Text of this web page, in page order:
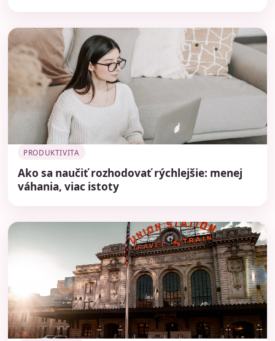
PRODUKTIVITA
Ako sa naučiť rozhodovať rýchlejšie: menej
váhania, viac istoty